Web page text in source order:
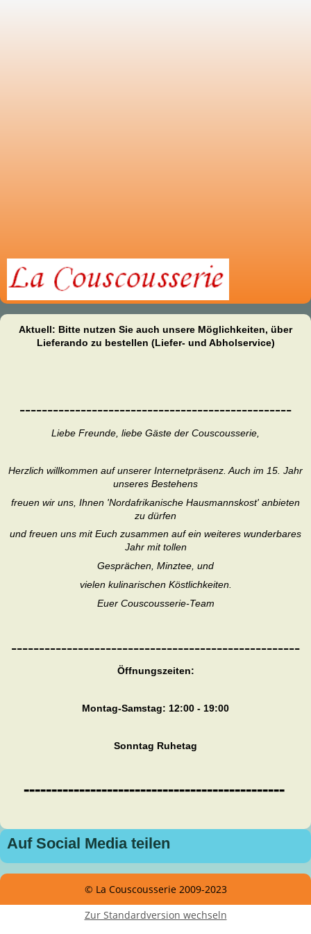
Aktuell: Bitte nutzen Sie auch unsere Möglichkeiten, über
Lieferando zu bestellen (Liefer- und Abholservice)
-------------------------------------------------
Liebe Freunde, liebe Gäste der Couscousserie,
Herzlich willkommen auf unserer Internetpräsenz. Auch im 15. Jahr
unseres Bestehens
freuen wir uns, Ihnen 'Nordafrikanische Hausmannskost' anbieten
zu dürfen
und freuen uns mit Euch zusammen auf ein weiteres wunderbares
Jahr mit tollen
Gesprächen, Minztee, und
vielen kulinarischen Köstlichkeiten.
Euer Couscousserie-Team
----------------------------------------------------
Öffnungszeiten:
Montag-Samstag: 12:00 - 19:00
Sonntag Ruhetag
-----------------------------------------------
Auf Social Media teilen
© La Couscousserie 2009-2023
Zur Standardversion wechseln